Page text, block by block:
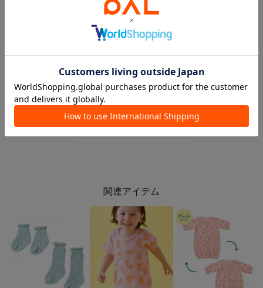
2026.06.01
3COINS＋plusイオンモール川口店
3COINS
2026.06.01
イオン北見店
3COINS+plus イオン北見店